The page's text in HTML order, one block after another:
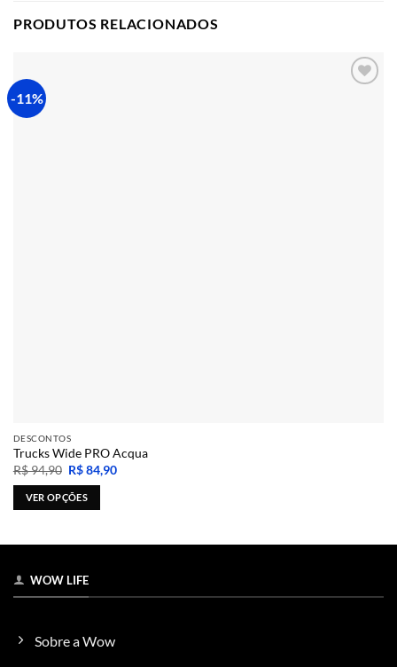
PRODUTOS RELACIONADOS
-11%
DESCONTOS
Trucks Wide PRO Acqua
R$94,90 O
preço
original
era:
R$ 94,90.
R$84,90O
VER OPÇÕES
várias
variantes.
podem
WOW LIFE
Sobre a Wow